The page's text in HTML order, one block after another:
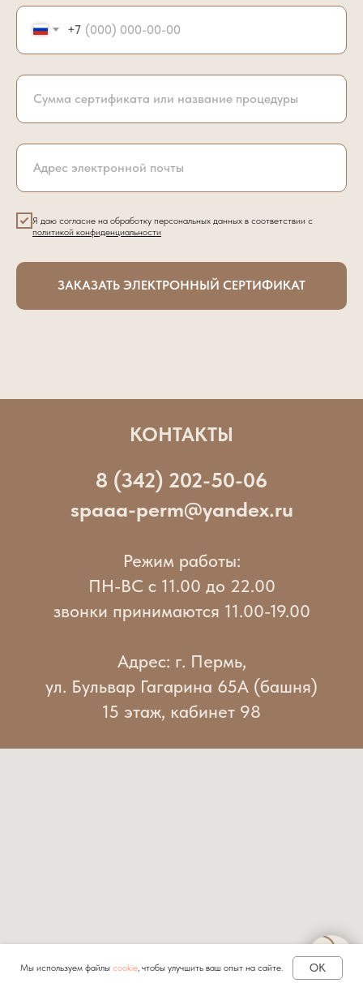
+7
Я даю согласие на обработку персональных данных в соответствии с
политикой конфиденциальности
ЗАКАЗАТЬ ЭЛЕКТРОННЫЙ СЕРТИФИКАТ
КОНТАКТЫ
8 (342) 202-50-06
spaaa-perm@yandex.ru
Режим работы:
ПН-ВС с 11.00 до 22.00
звонки принимаются 11.00-19.00
Адрес: г. Пермь,
ул. Бульвар Гагарина 65А (башня)
15 этаж, кабинет 98
Мы используем файлы cookie, чтобы улучшить ваш опыт на сайте. OK